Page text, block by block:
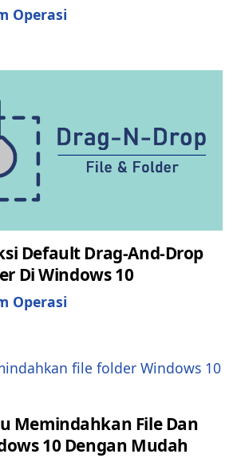
Operasi
Default Drag-And-Drop
Di Windows 10
Operasi
Memindahkan File Dan
10 Dengan Mudah